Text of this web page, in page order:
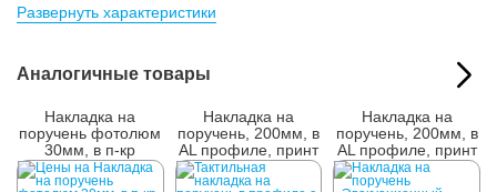
Вес:
0.22 кг
Развернуть характеристики
Аналогичные товары
Накладка на
поручень фотолюм
30мм, в п-кр
профиле, пр №12
Накладка на
поручень, 200мм, в
AL профиле, принт
№1
Накладка на
поручень, 200мм, в
AL профиле, принт
№2